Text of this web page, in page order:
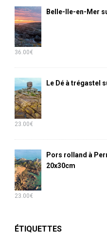
Belle-Ile-en-Mer
36.00€
Le Dé à trégastel
23.00€
Pors rolland à
20x30cm
23.00€
ÉTIQUETTES